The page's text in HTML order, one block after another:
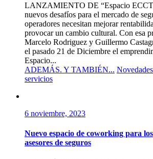
LANZAMIENTO DE “Espacio
nuevos desafíos para el mercado de
operadores necesitan mejorar
provocar un cambio cultural. Con esa
Marcelo Rodriguez y Guillermo
el pasado 21 de Diciembre el
Espacio...
ADEMÁS. Y TAMBIÉN...
servicios
6 noviembre, 2023
Nuevo espacio de coworking para
asesores de seguros